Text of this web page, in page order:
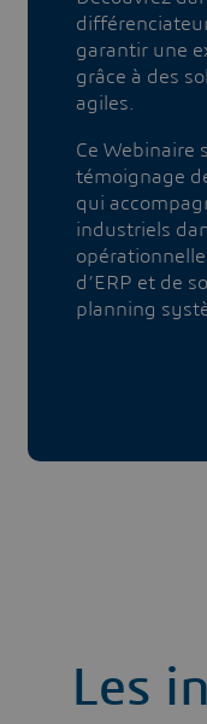
garantir une
grâce à des
agiles.
Ce Webinaire
témoignage
qui
industriels
d’ERP et de
planning
Les